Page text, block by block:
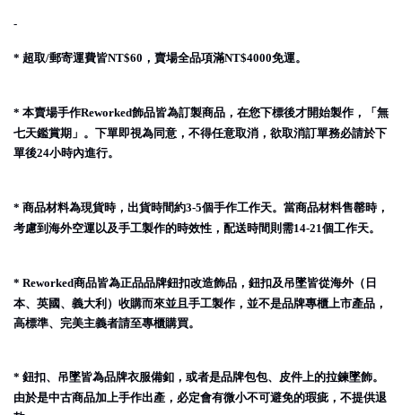
-
* 超取/郵寄運費皆NT$60 ，賣場全品項滿NT$4000免運。
* 本賣場手作Reworked飾品皆為訂製商品，在您下標後才開始製作，「無
七天鑑賞期」。下單即視為同意，不得任意取消，欲取消訂單務必請於下
單後24小時內進行。
* 商品材料為現貨時，出貨時間約3-5個手作工作天。當商品材料售罄時，
考慮到海外空運以及手工製作的時效性，配送時間則需14-21個工作天。
* Reworked商品皆為正品品牌鈕扣改造飾品，鈕扣及吊墜皆從海外（日
本、英國、義大利）收購而來並且手工製作，並不是品牌專櫃上市產品，
高標準、完美主義者請至專櫃購買。
* 鈕扣、吊墜皆為品牌衣服備釦，或者是品牌包包、皮件上的拉鍊墜飾。
由於是中古商品加上手作出產，必定會有微小不可避免的瑕疵，不提供退